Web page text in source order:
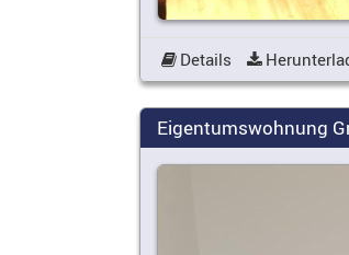
Details
Eigentumswohnung